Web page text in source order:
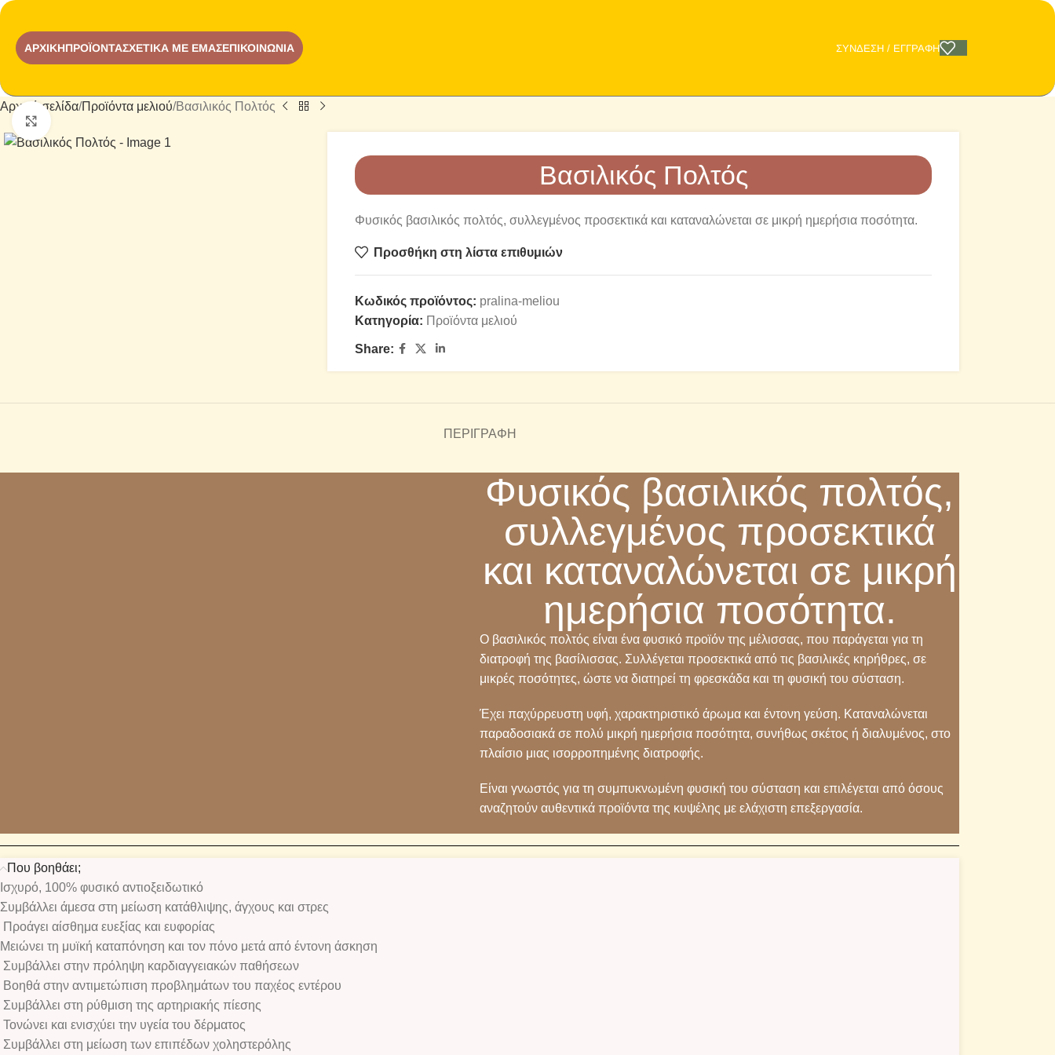
ΑΡΧΙΚΉΠΡΟΪΌΝΤΑΣΧΕΤΙΚΆ ΜΕ ΕΜΑΣΕΠΙΚΟΙΝΩΝΊΑ ΣΎΝΔΕΣΗ / ΕΓΓΡΑΦΉ
Αρχική σελίδα Προϊόντα μελιού Βασιλικός Πολτός
Βασιλικός Πολτός
Φυσικός βασιλικός πολτός, συλλεγμένος προσεκτικά και καταναλώνεται σε μικρή ημερήσια ποσότητα.
Προσθήκη στη λίστα επιθυμιών
Κωδικός προϊόντος: pralina-meliou
Κατηγορία: Προϊόντα μελιού
Share:
ΠΕΡΙΓΡΑΦΉ
Φυσικός βασιλικός πολτός,
συλλεγμένος προσεκτικά
και καταναλώνεται σε μικρή
ημερήσια ποσότητα.
Ο βασιλικός πολτός είναι ένα φυσικό προϊόν της μέλισσας, που παράγεται για τη
διατροφή της βασίλισσας. Συλλέγεται προσεκτικά από τις βασιλικές κηρήθρες, σε
μικρές ποσότητες, ώστε να διατηρεί τη φρεσκάδα και τη φυσική του σύσταση.
Έχει παχύρρευστη υφή, χαρακτηριστικό άρωμα και έντονη γεύση. Καταναλώνεται
παραδοσιακά σε πολύ μικρή ημερήσια ποσότητα, συνήθως σκέτος ή διαλυμένος, στο
πλαίσιο μιας ισορροπημένης διατροφής.
Είναι γνωστός για τη συμπυκνωμένη φυσική του σύσταση και επιλέγεται από όσους
αναζητούν αυθεντικά προϊόντα της κυψέλης με ελάχιστη επεξεργασία.
Που βοηθάει;
Ισχυρό, 100% φυσικό αντιοξειδωτικό
Συμβάλλει άμεσα στη μείωση κατάθλιψης, άγχους και στρες
Προάγει αίσθημα ευεξίας και ευφορίας
Μειώνει τη μυϊκή καταπόνηση και τον πόνο μετά από έντονη άσκηση
Συμβάλλει στην πρόληψη καρδιαγγειακών παθήσεων
Βοηθά στην αντιμετώπιση προβλημάτων του παχέος εντέρου
Συμβάλλει στη ρύθμιση της αρτηριακής πίεσης
Τονώνει και ενισχύει την υγεία του δέρματος
Συμβάλλει στη μείωση των επιπέδων χοληστερόλης